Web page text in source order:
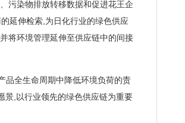
污染物排放转移数据和促进花王企
延伸检索,为日化行业的绿色供应
将环境管理延伸至供应链中的间接
品全生命周期中降低环境负荷的责
景,以行业领先的绿色供应链为重要